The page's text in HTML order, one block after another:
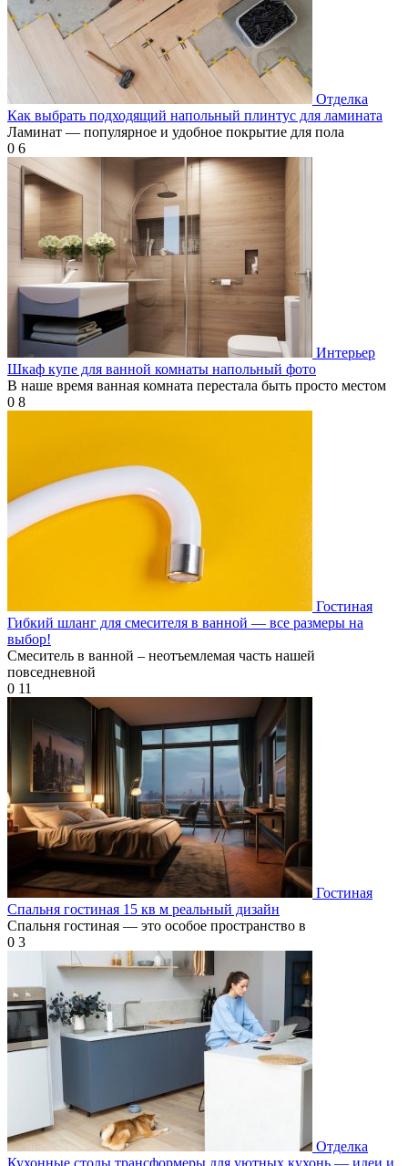
Отделка
Как выбрать подходящий напольный плинтус для ламината
Ламинат — популярное и удобное покрытие для пола
0 6
Интерьер
Шкаф купе для ванной комнаты напольный фото
В наше время ванная комната перестала быть просто местом
0 8
Гостиная
Гибкий шланг для смесителя в ванной — все размеры на
выбор!
Смеситель в ванной – неотъемлемая часть нашей
повседневной
0 11
Гостиная
Спальня гостиная 15 кв м реальный дизайн
Спальня гостиная — это особое пространство в
0 3
Отделка
Кухонные столы трансформеры для уютных кухонь — идеи и